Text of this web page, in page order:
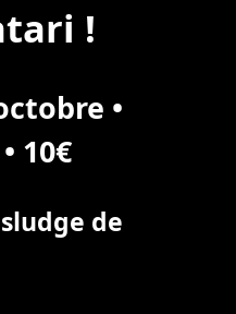
!
•
10€
de